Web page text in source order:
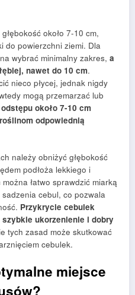
około 7-10 cm,
do powierzchni ziemi. Dla
wybrać minimalny zakres, a
nawet do 10 cm.
nieco płycej, jednak nigdy
mogą przemarzać lub
około 7-10 cm
odpowiednią
należy obniżyć głębokość
podłoża lekkiego i
łatwo sprawdzić miarką
cebul, co pozwala
Przykrycie cebulek
ukorzenienie i dobry
tych zasad może skutkować
cebulek.
miejsce